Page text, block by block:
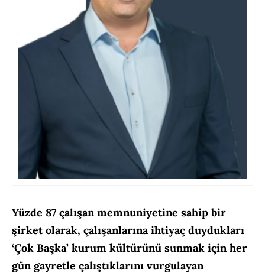
Yüzde 87 çalışan memnuniyetine sahip bir
şirket olarak, çalışanlarına ihtiyaç duydukları
‘Çok Başka’ kurum kültürünü sunmak için her
gün gayretle çalıştıklarını vurgulayan